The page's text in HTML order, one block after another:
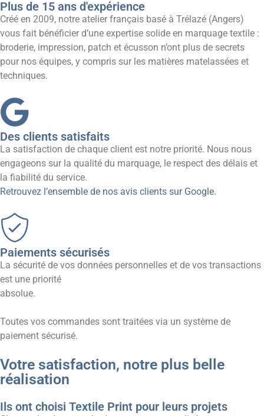
Plus de 15 ans d'expérience
Créé en 2009, notre atelier français basé à Trélazé (Angers)
vous fait bénéficier d’une expertise solide en marquage textile :
broderie, impression, patch et écusson n’ont plus de secrets
pour nos équipes, y compris sur les matières matelassées et
techniques.
Des clients satisfaits
La satisfaction de chaque client est notre priorité. Nous nous
engageons sur la qualité du marquage, le respect des délais et
la fiabilité du service.
Retrouvez l’ensemble de nos avis clients sur Google.
Paiements sécurisés
La sécurité de vos données personnelles et de vos transactions
est une priorité
absolue.
Toutes vos commandes sont traitées via un système de
paiement sécurisé.
Votre satisfaction, notre plus belle
réalisation
Ils ont choisi Textile Print pour leurs projets